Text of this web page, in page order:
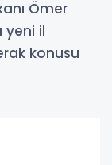
Ömer
yeni il
konusu